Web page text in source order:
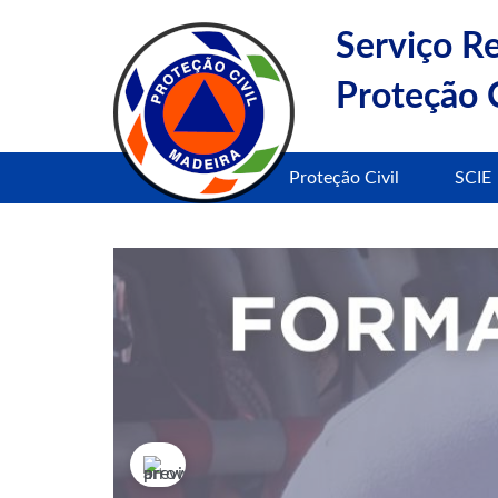
Serviço
Proteção
Proteção Civil SCIE